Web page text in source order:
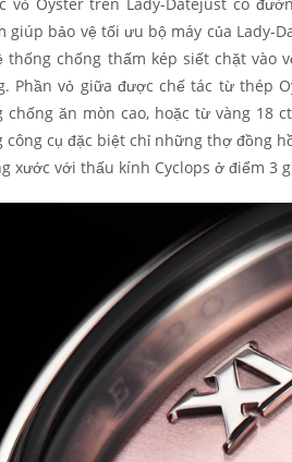
giúp bảo vệ tối ưu bộ máy của Lady-
thống chống thấm kép siết chặt vào
Phần vỏ giữa được chế tác từ thép
chống ăn mòn cao, hoặc từ vàng 18
công cụ đặc biệt chỉ những thợ đồng
xước với thấu kính Cyclops ở điểm 3